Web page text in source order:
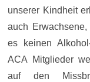
unserer Kindheit
auch
es keinen
ACA Mitglieder
auf den